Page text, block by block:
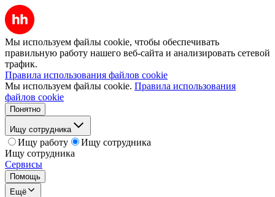
Мы используем файлы cookie, чтобы обеспечивать
правильную работу нашего веб-сайта и анализировать сетевой
трафик.
Правила использования файлов cookie
Мы используем файлы cookie. Правила использования
файлов cookie
Понятно
Ищу сотрудника
Ищу работу
Ищу сотрудника
Ищу сотрудника
Сервисы
Помощь
Ещё